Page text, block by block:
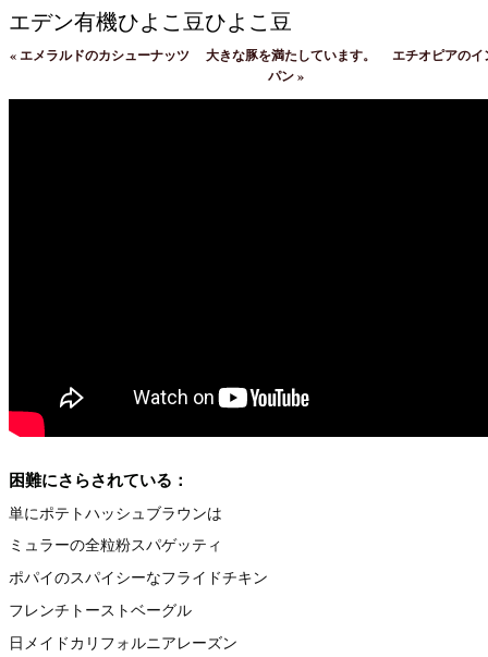
エデン有機ひよこ豆ひよこ豆
«エメラルドのカシューナッツ 大きな豚を満たしています。
エチオピアの
パン»
困難にさらされている：
単にポテトハッシュブラウンは
ミュラーの全粒粉スパゲッティ
ポパイのスパイシーなフライドチキン
フレンチトーストベーグル
日メイドカリフォルニアレーズン